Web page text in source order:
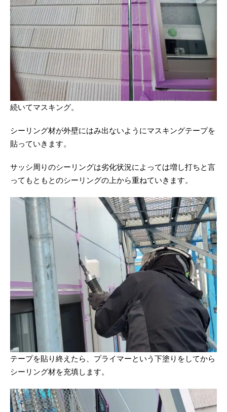
続いてマスキング。
シーリング材が外壁にはみ出ないようにマスキングテープを
貼っていきます。
サッシ周りのシーリングは劣化状況によっては増し打ちと言
ってもともとのシーリングの上から重ねていきます。
テープを貼り終えたら、プライマーという下塗りをしてから
シーリング材を充填します。